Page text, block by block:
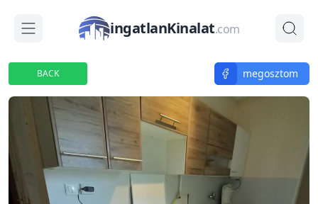
ingatlanKinalat.com
BACK megosztom